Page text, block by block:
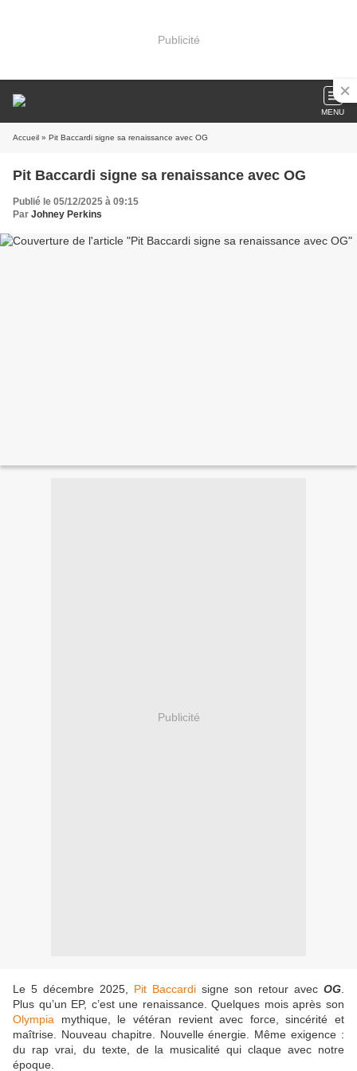
Publicité
MENU
Accueil » Pit Baccardi signe sa renaissance avec OG
Pit Baccardi signe sa renaissance avec OG
Publié le 05/12/2025 à 09:15
Par Johney Perkins
Publicité
Le 5 décembre 2025, Pit Baccardi signe son retour avec OG
Plus qu’un EP, c’est une renaissance. Quelques mois après son
Olympia mythique, le vétéran revient avec force, sincérité et
maîtrise. Nouveau chapitre. Nouvelle énergie. Même exigence :
du rap vrai, du texte, de la musicalité qui claque avec notre
époque.